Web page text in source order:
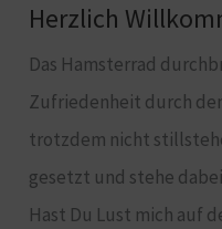
Herzlich
Das Hamsterrad
Zufriedenheit durch
trotzdem nicht
gesetzt und stehe
Hast Du Lust mich auf